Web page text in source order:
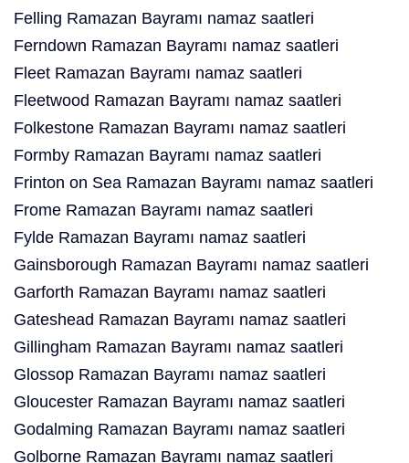
Felling Ramazan Bayramı namaz saatleri
Ferndown Ramazan Bayramı namaz saatleri
Fleet Ramazan Bayramı namaz saatleri
Fleetwood Ramazan Bayramı namaz saatleri
Folkestone Ramazan Bayramı namaz saatleri
Formby Ramazan Bayramı namaz saatleri
Frinton on Sea Ramazan Bayramı namaz saatleri
Frome Ramazan Bayramı namaz saatleri
Fylde Ramazan Bayramı namaz saatleri
Gainsborough Ramazan Bayramı namaz saatleri
Garforth Ramazan Bayramı namaz saatleri
Gateshead Ramazan Bayramı namaz saatleri
Gillingham Ramazan Bayramı namaz saatleri
Glossop Ramazan Bayramı namaz saatleri
Gloucester Ramazan Bayramı namaz saatleri
Godalming Ramazan Bayramı namaz saatleri
Golborne Ramazan Bayramı namaz saatleri